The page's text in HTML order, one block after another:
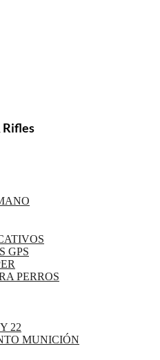
Rifles
GPS
PERROS
22
MUNICIÓN